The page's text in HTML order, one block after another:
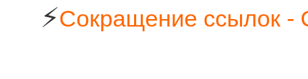
⚡Сокращение ссылок -